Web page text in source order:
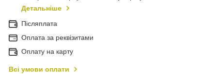
Детальніше
Післяплата
Оплата за реквізитами
Оплату на карту
Всі умови оплати